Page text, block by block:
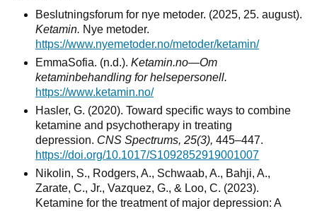
Beslutningsforum for nye metoder. (2025, 25. august).
Ketamin. Nye metoder.
https://www.nyemetoder.no/metoder/ketamin/
EmmaSofia. (n.d.). Ketamin.no—Om
ketaminbehandling for helsepersonell.
https://www.ketamin.no/
Hasler, G. (2020). Toward specific ways to combine
ketamine and psychotherapy in treating
depression. CNS Spectrums, 25(3), 445–447.
https://doi.org/10.1017/S1092852919001007
Nikolin, S., Rodgers, A., Schwaab, A., Bahji, A.,
Zarate, C., Jr., Vazquez, G., & Loo, C. (2023).
Ketamine for the treatment of major depression: A